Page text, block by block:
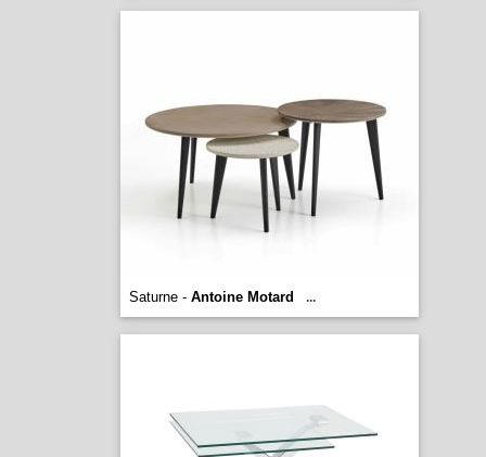
Saturne - Antoine Motard ...